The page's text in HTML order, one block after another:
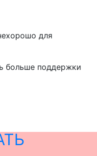
для
больше поддержки